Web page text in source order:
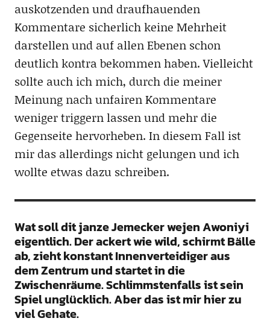
auskotzenden und draufhauenden
Kommentare sicherlich keine Mehrheit
darstellen und auf allen Ebenen schon
deutlich kontra bekommen haben. Vielleicht
sollte auch ich mich, durch die meiner
Meinung nach unfairen Kommentare
weniger triggern lassen und mehr die
Gegenseite hervorheben. In diesem Fall ist
mir das allerdings nicht gelungen und ich
wollte etwas dazu schreiben.
Wat soll dit janze Jemecker wejen Awoniyi
eigentlich. Der ackert wie wild, schirmt Bälle
ab, zieht konstant Innenverteidiger aus
dem Zentrum und startet in die
Zwischenräume. Schlimmstenfalls ist sein
Spiel unglücklich. Aber das ist mir hier zu
viel Gehate.